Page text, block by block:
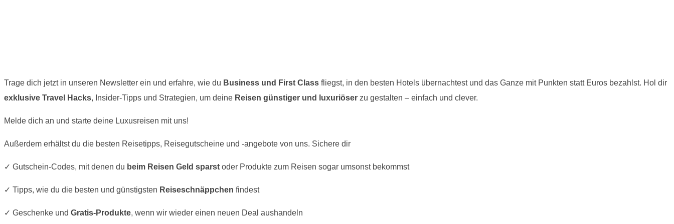
Trage dich jetzt in unseren Newsletter ein und erfahre, wie du Business und First Class fliegst, in den besten Hotels übernachtest und das Ganze mit Punkten statt Euros bezahlst. Hol dir
exklusive Travel Hacks, Insider-Tipps und Strategien, um deine Reisen günstiger und luxuriöser zu gestalten – einfach und clever.
Melde dich an und starte deine Luxusreisen mit uns!
Außerdem erhältst du die besten Reisetipps, Reisegutscheine und -angebote von uns. Sichere dir
✓ Gutschein-Codes, mit denen du beim Reisen Geld sparst oder Produkte zum Reisen sogar umsonst bekommst
✓ Tipps, wie du die besten und günstigsten Reiseschnäppchen findest
✓ Geschenke und Gratis-Produkte, wenn wir wieder einen neuen Deal aushandeln